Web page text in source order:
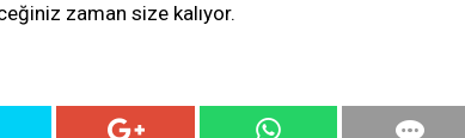
zaman size kalıyor.